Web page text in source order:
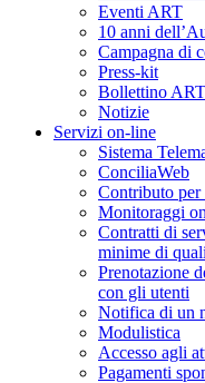
Eventi ART
10 anni
Campagna di
Press-kit
Bollettino ART
Notizie
Servizi on-line
Sistema
ConciliaWeb
Contributo
Monitoraggi
Contratti di
minime di
Prenotazione
con gli utenti
Notifica di un
Modulistica
Accesso agli
Pagamenti